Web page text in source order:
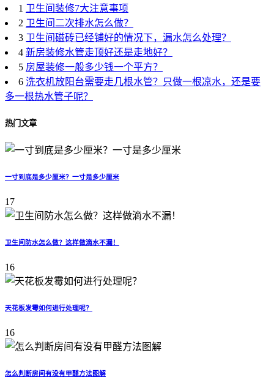
1
卫生间装修7大注意事项
2
卫生间二次排水怎么做？
3
卫生间磁砖已经铺好的情况下，漏水怎么处理？
4 新房装修水管走顶好还是走地好？
5 房屋装修一般多少钱一个平方？
6 洗衣机放阳台需要走几根水管？只做一根凉水，还是要
多一根热水管子呢？
热门文章
一寸到底是多少厘米？一寸是多少厘米
17
卫生间防水怎么做？这样做滴水不漏！
16
天花板发霉如何进行处理呢？
16
怎么判断房间有没有甲醛方法图解